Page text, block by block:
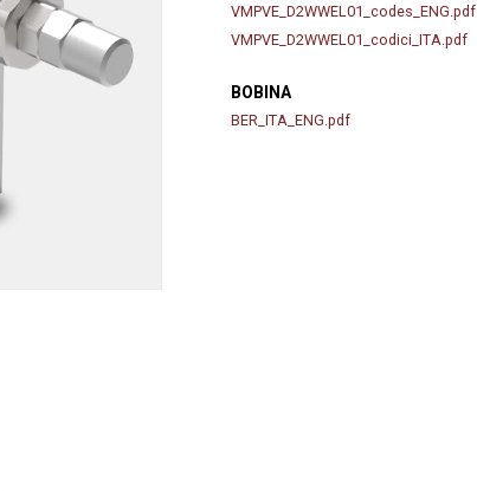
VMPVE_D2WWEL01_codes_ENG.pdf
VMPVE_D2WWEL01_codici_ITA.pdf
BOBINA
BER_ITA_ENG.pdf